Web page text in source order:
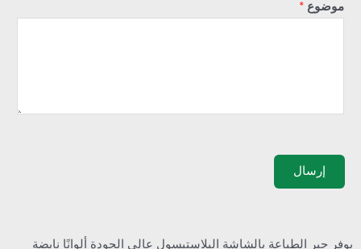
موضوع *
إرسال
يوفر حبر الطباعة بالشاشة البلاستيسول عالي الجودة ألوانًا نابضة